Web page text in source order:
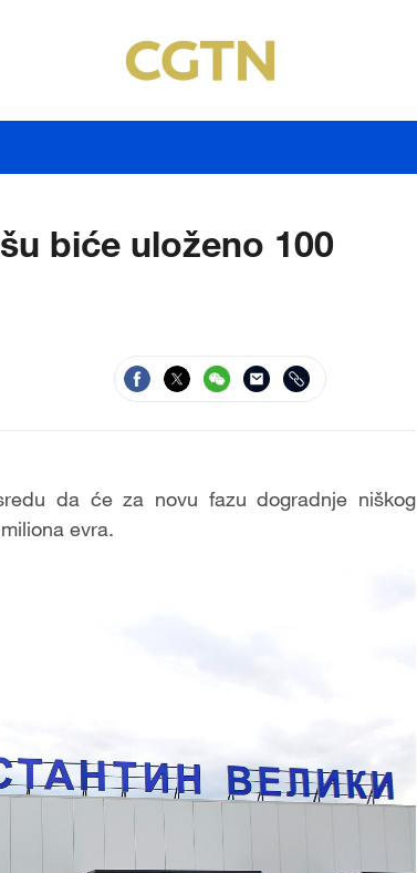
biće uloženo 100
da će za novu fazu dogradnje niškog
evra.